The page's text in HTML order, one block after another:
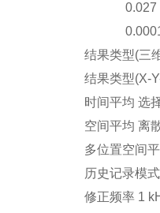
0.027 nW/
0.0001
结果类型(三
结果类型(X-
时间平均 选
空间平均 离
多位置空间
历史记录模
修正频率 1